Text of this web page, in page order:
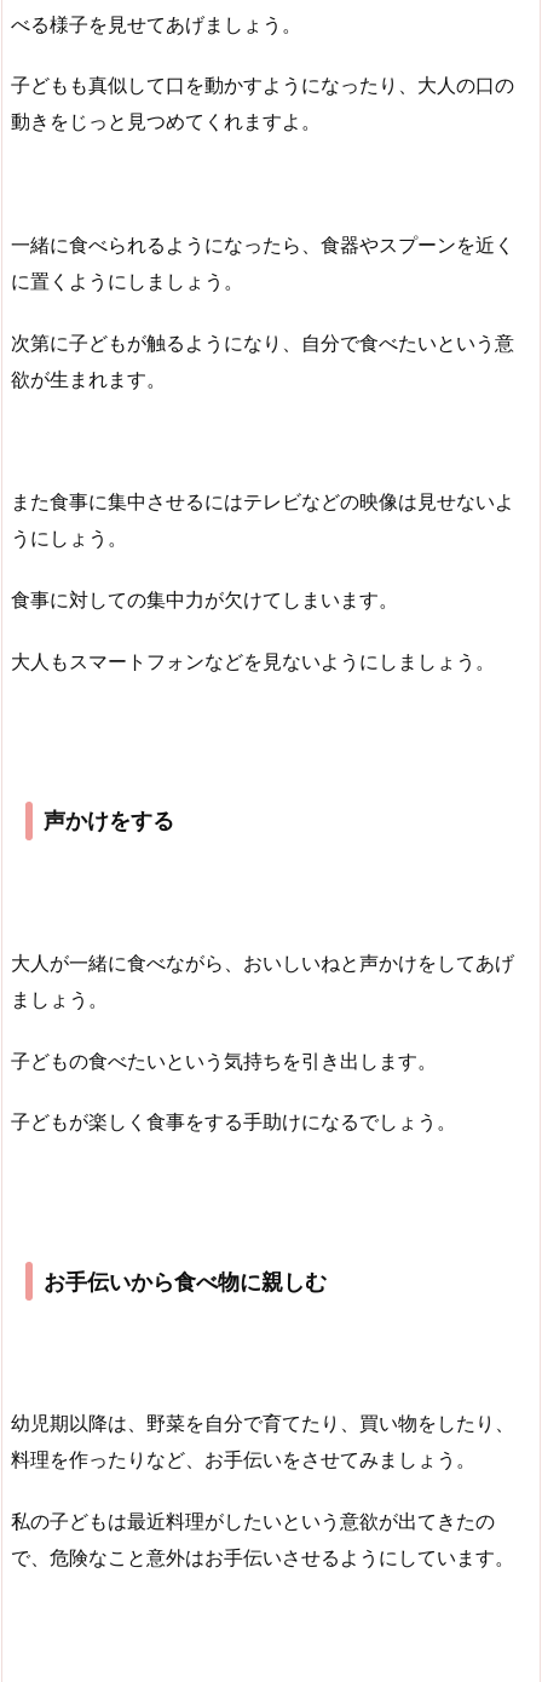
べる様子を見せてあげましょう。
子どもも真似して口を動かすようになったり、大人の口の
動きをじっと見つめてくれますよ。
一緒に食べられるようになったら、食器やスプーンを近く
に置くようにしましょう。
次第に子どもが触るようになり、自分で食べたいという意
欲が生まれます。
また食事に集中させるにはテレビなどの映像は見せないよ
うにしょう。
食事に対しての集中力が欠けてしまいます。
大人もスマートフォンなどを見ないようにしましょう。
声かけをする
大人が一緒に食べながら、おいしいねと声かけをしてあげ
ましょう。
子どもの食べたいという気持ちを引き出します。
子どもが楽しく食事をする手助けになるでしょう。
お手伝いから食べ物に親しむ
幼児期以降は、野菜を自分で育てたり、買い物をしたり、
料理を作ったりなど、お手伝いをさせてみましょう。
私の子どもは最近料理がしたいという意欲が出てきたの
で、危険なこと意外はお手伝いさせるようにしています。